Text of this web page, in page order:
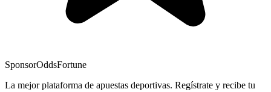
SponsorOddsFortune
La mejor plataforma de apuestas deportivas. Regístrate y recibe tu